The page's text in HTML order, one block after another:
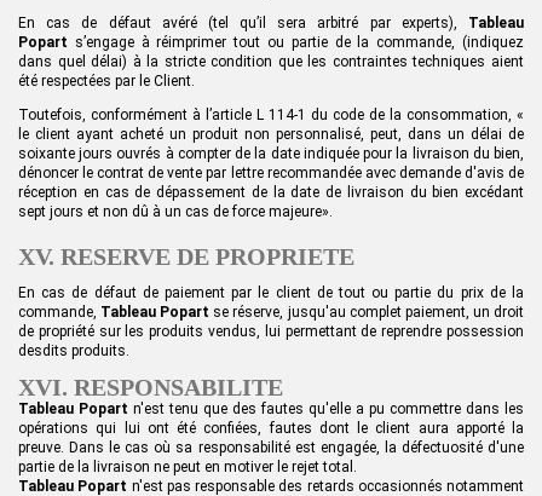
En cas de défaut avéré (tel qu’il sera arbitré par experts), Tableau
Popart s’engage à réimprimer tout ou partie de la commande, (indiquez
dans quel délai) à la stricte condition que les contraintes techniques aient
été respectées par le Client.
Toutefois, conformément à l’article L 114-1 du code de la consommation, «
le client ayant acheté un produit non personnalisé, peut, dans un délai de
soixante jours ouvrés à compter de la date indiquée pour la livraison du bien,
dénoncer le contrat de vente par lettre recommandée avec demande d'avis de
réception en cas de dépassement de la date de livraison du bien excédant
sept jours et non dû à un cas de force majeure».
XV. RESERVE DE PROPRIETE
En cas de défaut de paiement par le client de tout ou partie du prix de la
commande, Tableau Popart se réserve, jusqu'au complet paiement, un droit
de propriété sur les produits vendus, lui permettant de reprendre possession
desdits produits.
XVI. RESPONSABILITE
Tableau Popart n'est tenu que des fautes qu'elle a pu commettre dans les
opérations qui lui ont été confiées, fautes dont le client aura apporté la
preuve. Dans le cas où sa responsabilité est engagée, la défectuosité d'une
partie de la livraison ne peut en motiver le rejet total.
Tableau Popart n'est pas responsable des retards occasionnés notamment